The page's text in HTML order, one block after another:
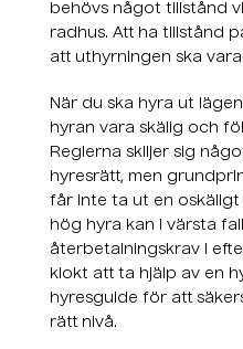
behövs något tillstånd
radhus. Att ha tillstånd
att uthyrningen ska
När du ska hyra ut
hyran vara skälig och
Reglerna skiljer sig
hyresrätt, men
får inte ta ut en
hög hyra kan i värsta fall
återbetalningskrav i
klokt att ta hjälp av en
hyresguide för att
rätt nivå.